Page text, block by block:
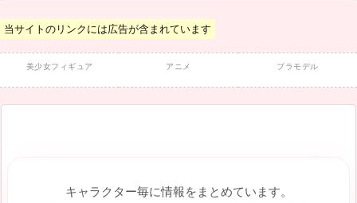
当サイトのリンクには広告が含まれています
美少女フィギュア アニメ プラモデル
キャラクター毎に情報をまとめています。